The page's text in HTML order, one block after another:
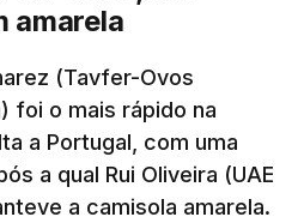
amarela
(Tavfer-Ovos
foi o mais rápido na
a Portugal, com uma
a qual Rui Oliveira (UAE
a camisola amarela.